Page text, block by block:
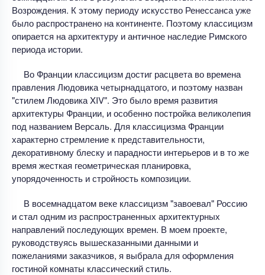
Возрождения. К этому периоду искусство Ренессанса уже
было распространено на континенте. Поэтому классицизм
опирается на архитектуру и античное наследие Римского
периода истории.
Во Франции классицизм достиг расцвета во времена
правления Людовика четырнадцатого, и поэтому назван
"стилем Людовика XIV". Это было время развития
архитектуры Франции, и особенно постройка великолепия
под названием Версаль. Для классицизма Франции
характерно стремление к представительности,
декоративному блеску и парадности интерьеров и в то же
время жесткая геометрическая планировка,
упорядоченность и стройность композиции.
В восемнадцатом веке классицизм "завоевал" Россию
и стал одним из распространенных архитектурных
направлений последующих времен. В моем проекте,
руководствуясь вышесказанными данными и
пожеланиями заказчиков, я выбрала для оформления
гостиной комнаты классический стиль.